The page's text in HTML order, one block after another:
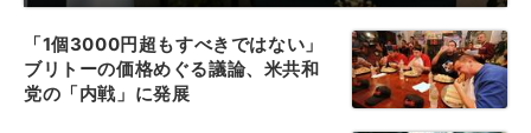
「1個3000円超もすべきではない」
ブリトーの価格めぐる議論、米共和
党の「内戦」に発展